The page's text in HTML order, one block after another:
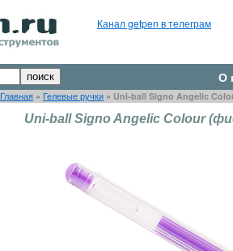
Канал getpen в телеграм
О
Главная » Гелевые ручки » Uni-ball Signo Angelic
Uni-ball Signo Angelic Colour